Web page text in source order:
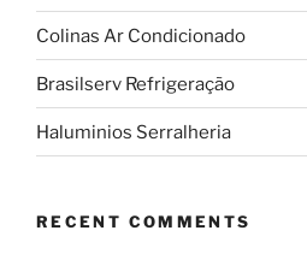
Colinas Ar Condicionado
Brasilserv Refrigeração
Haluminios Serralheria
RECENT COMMENTS